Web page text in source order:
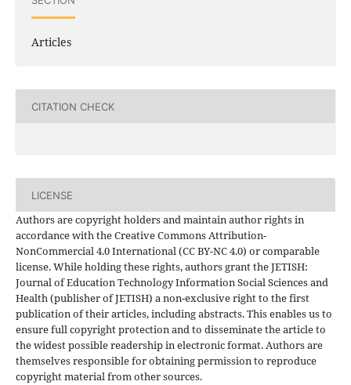
Articles
CITATION CHECK
LICENSE
Authors are copyright holders and maintain author rights in
accordance with the Creative Commons Attribution-
NonCommercial 4.0 International (CC BY-NC 4.0) or comparable
license. While holding these rights, authors grant the JETISH:
Journal of Education Technology Information Social Sciences and
Health (publisher of JETISH) a non-exclusive right to the first
publication of their articles, including abstracts. This enables us to
ensure full copyright protection and to disseminate the article to
the widest possible readership in electronic format. Authors are
themselves responsible for obtaining permission to reproduce
copyright material from other sources.